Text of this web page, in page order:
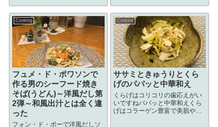
がいも大２個玉ねぎ小１個牛乳
400cc水200cc調味料調味料分量
コンソメ小1.5塩・こしょう適
量...
今回、やまいも、めんたい、紫
蘇を巻いてみました冷蔵庫に明
太残ってませんか。やまいも足
して簡単春巻き、めんたいの味
で調味料...
Cooking
フュメ・ド・ポワソンで
作る男のシーフード焼き
そば(うどん)～洋風だし第
2弾～和風出汁とは全く違
った
フォン・ド・ボーで洋風だしソ
Cooking
ササミときゅうりとくら
げのパパッと中華和え
くらげはコリコリの歯応えがい
いですねパパッと中華和えくら
げはコラーゲン豊富で美肌やダ